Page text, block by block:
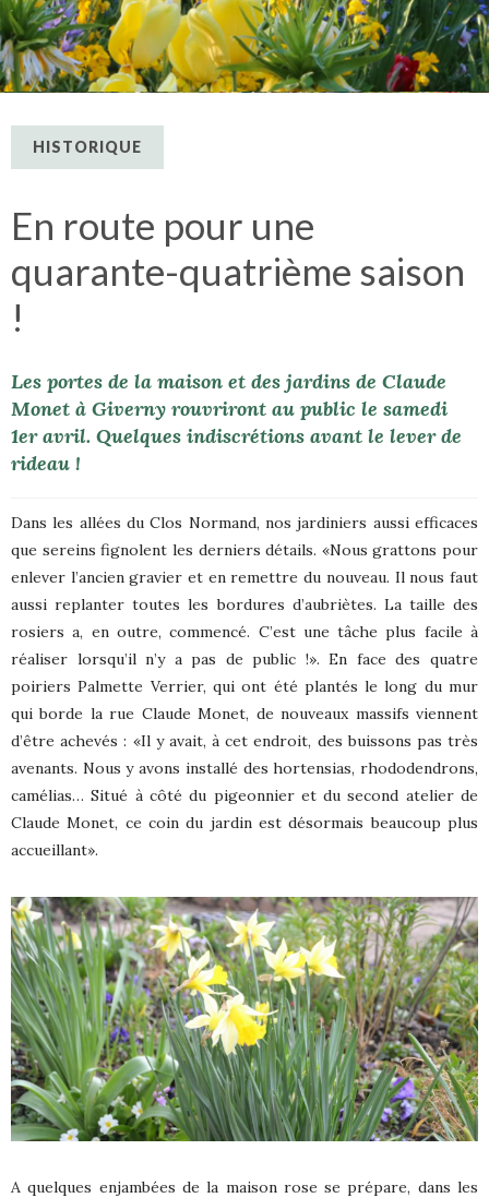
HISTORIQUE
En route pour une
quarante-quatrième saison
!
Les portes de la maison et des jardins de Claude
Monet à Giverny rouvriront au public le samedi
1er avril. Quelques indiscrétions avant le lever de
rideau !
Dans les allées du Clos Normand, nos jardiniers aussi efficaces
que sereins fignolent les derniers détails. «Nous grattons pour
enlever l’ancien gravier et en remettre du nouveau. Il nous faut
aussi replanter toutes les bordures d’aubriètes. La taille des
rosiers a, en outre, commencé. C’est une tâche plus facile à
réaliser lorsqu’il n’y a pas de public !». En face des quatre
poiriers Palmette Verrier, qui ont été plantés le long du mur
qui borde la rue Claude Monet, de nouveaux massifs viennent
d’être achevés : «Il y avait, à cet endroit, des buissons pas très
avenants. Nous y avons installé des hortensias, rhododendrons,
camélias… Situé à côté du pigeonnier et du second atelier de
Claude Monet, ce coin du jardin est désormais beaucoup plus
accueillant».
A quelques enjambées de la maison rose se prépare, dans les